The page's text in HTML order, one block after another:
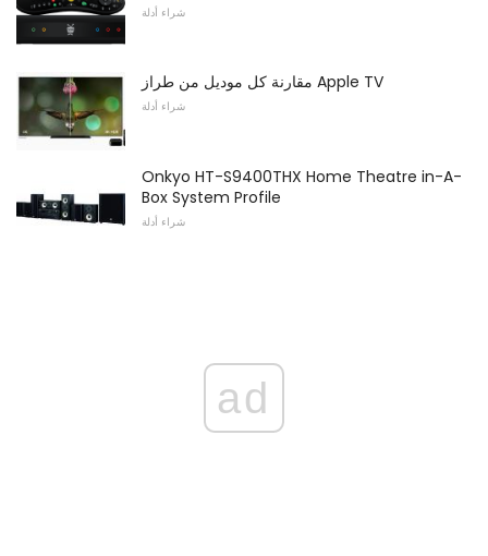
شراء أدلة
مقارنة كل موديل من طراز Apple TV
شراء أدلة
Onkyo HT-S9400THX Home Theatre in-A-
Box System Profile
شراء أدلة
ad